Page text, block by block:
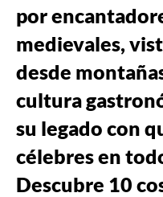
por
medievales,
desde
cultura
su legado con
célebres en
Descubre 10